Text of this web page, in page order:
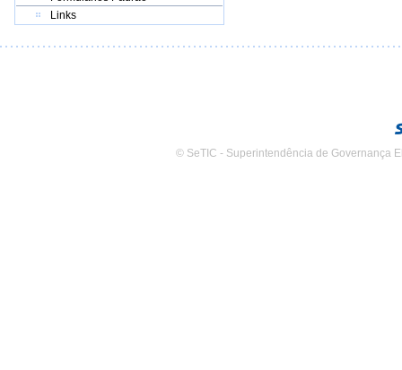
Links
© SeTIC - Superintendência de Governança